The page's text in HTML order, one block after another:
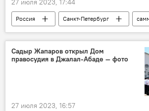
27 июля 2023, 17:44
Россия Санкт-Петербург
форум
Африка
Владимир
безопасность
продовольствие
зерно
Садыр Жапаров открыл Дом
правосудия в Джалал-Абаде — фото
27 июля 2023, 16:57